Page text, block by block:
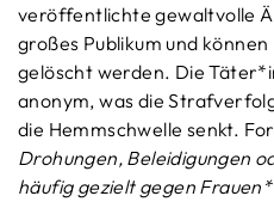
veröffentlichte gewaltvolle
großes Publikum und
gelöscht werden. Die
anonym, was die
die Hemmschwelle senkt.
Drohungen, Beleidigungen
häufig gezielt gegen Frauen*